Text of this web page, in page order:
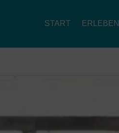
START ERLEBEN